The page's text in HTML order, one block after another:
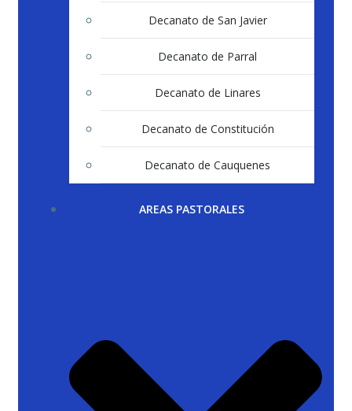
Decanato de San Javier
Decanato de Parral
Decanato de Linares
Decanato de Constitución
Decanato de Cauquenes
AREAS PASTORALES